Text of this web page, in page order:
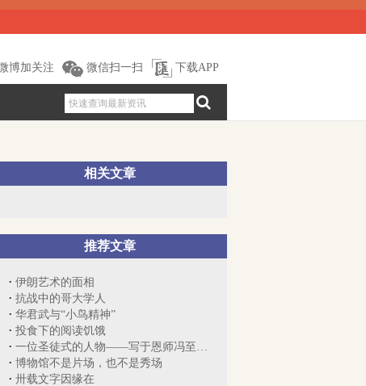
博加关注 微信扫一扫 下载APP
相关文章
推荐文章
伊朗艺术的面相
抗战中的哥大学人
华君武与“小鸟精神”
投食下的阅读饥饿
一位圣徒式的人物——写于恩师冯至先生诞...
博物馆不是片场，也不是秀场
卅载文字因缘在